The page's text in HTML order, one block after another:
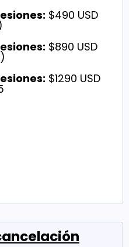
$490 USD
$890 USD
$1290 USD